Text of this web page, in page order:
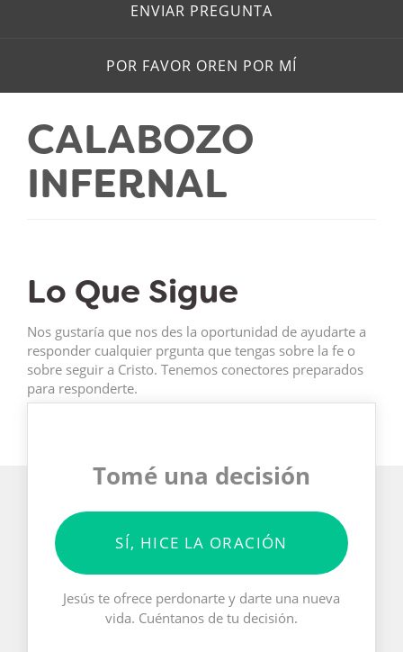
ENVIAR PREGUNTA
POR FAVOR OREN POR MÍ
CALABOZO
INFERNAL
Lo Que Sigue
Nos gustaría que nos des la oportunidad de ayudarte a
responder cualquier prgunta que tengas sobre la fe o
sobre seguir a Cristo. Tenemos conectores preparados
para responderte.
Tomé una decisión
SÍ, HICE LA ORACIÓN
Jesús te ofrece perdonarte y darte una nueva
vida. Cuéntanos de tu decisión.